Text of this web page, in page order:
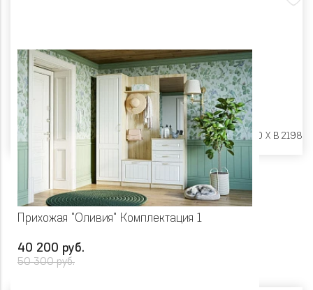
Размеры: Ш 1154 X Г 380 X В 2198
Прихожая "Оливия" Комплектация 1
40 200 руб.
50 300 руб.